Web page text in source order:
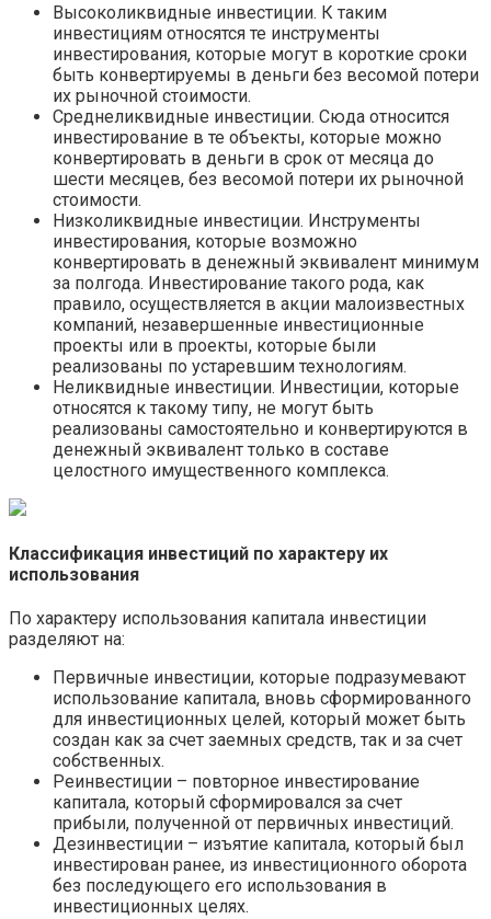
Высоколиквидные инвестиции. К таким
инвестициям относятся те инструменты
инвестирования, которые могут в короткие сроки
быть конвертируемы в деньги без весомой потери
их рыночной стоимости.
Среднеликвидные инвестиции. Сюда относится
инвестирование в те объекты, которые можно
конвертировать в деньги в срок от месяца до
шести месяцев, без весомой потери их рыночной
стоимости.
Низколиквидные инвестиции. Инструменты
инвестирования, которые возможно
конвертировать в денежный эквивалент минимум
за полгода. Инвестирование такого рода, как
правило, осуществляется в акции малоизвестных
компаний, незавершенные инвестиционные
проекты или в проекты, которые были
реализованы по устаревшим технологиям.
Неликвидные инвестиции. Инвестиции, которые
относятся к такому типу, не могут быть
реализованы самостоятельно и конвертируются в
денежный эквивалент только в составе
целостного имущественного комплекса.
Классификация инвестиций по характеру их
использования
По характеру использования капитала инвестиции
разделяют на:
Первичные инвестиции, которые подразумевают
использование капитала, вновь сформированного
для инвестиционных целей, который может быть
создан как за счет заемных средств, так и за счет
собственных.
Реинвестиции – повторное инвестирование
капитала, который сформировался за счет
прибыли, полученной от первичных инвестиций.
Дезинвестиции – изъятие капитала, который был
инвестирован ранее, из инвестиционного оборота
без последующего его использования в
инвестиционных целях.